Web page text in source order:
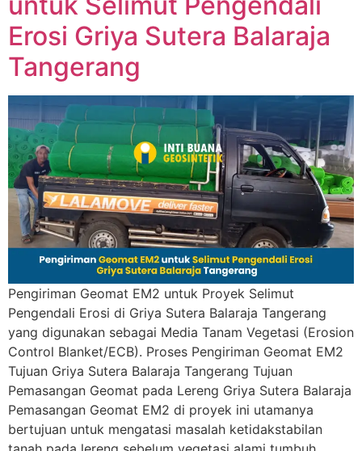
Erosi Griya Sutera Balaraja
Tangerang
Pengiriman Geomat EM2 untuk Proyek Selimut
Pengendali Erosi di Griya Sutera Balaraja Tangerang
yang digunakan sebagai Media Tanam Vegetasi (Erosion
Control Blanket/ECB). Proses Pengiriman Geomat EM2
Tujuan Griya Sutera Balaraja Tangerang Tujuan
Pemasangan Geomat pada Lereng Griya Sutera Balaraja
Pemasangan Geomat EM2 di proyek ini utamanya
bertujuan untuk mengatasi masalah ketidakstabilan